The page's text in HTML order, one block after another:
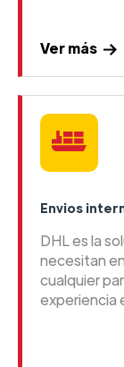
Ver más
Envios
DHL es la
necesitan
cualquier
experiencia